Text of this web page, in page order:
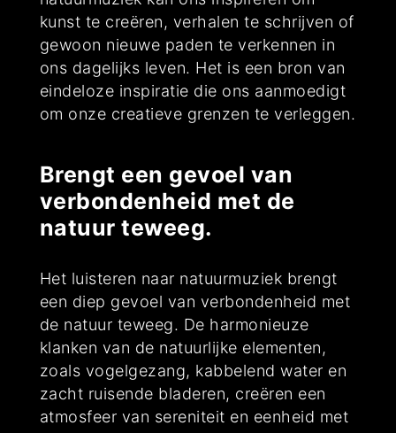
kunst te creëren, verhalen te schrijven of
gewoon nieuwe paden te verkennen in
ons dagelijks leven. Het is een bron van
eindeloze inspiratie die ons aanmoedigt
om onze creatieve grenzen te verleggen.
Brengt een gevoel van
verbondenheid met de
natuur teweeg.
Het luisteren naar natuurmuziek brengt
een diep gevoel van verbondenheid met
de natuur teweeg. De harmonieuze
klanken van de natuurlijke elementen,
zoals vogelgezang, kabbelend water en
zacht ruisende bladeren, creëren een
atmosfeer van sereniteit en eenheid met